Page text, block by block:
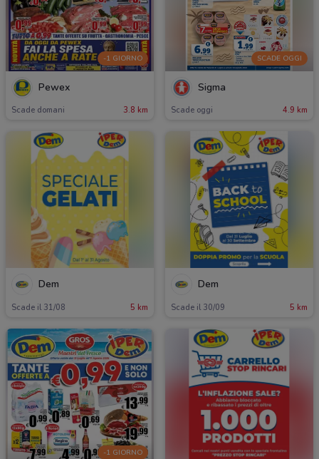
-1 GIORNO
Pewex
Scade domani 3.8 km
SCADE OGGI
Sigma
Scade oggi 4.9 km
Dem
Scade il 31/08 5 km
Dem
Scade il 30/09 5 km
-1 GIORNO